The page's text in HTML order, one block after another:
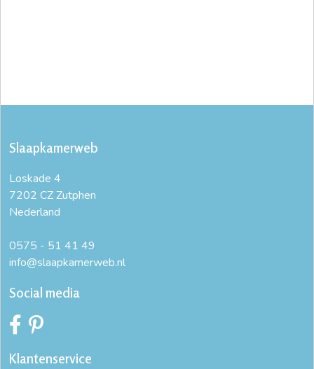
Slaapkamerweb
Loskade 4
7202 CZ Zutphen
Nederland
0575 - 51 41 49
info@slaapkamerweb.nl
Social media
Klantenservice